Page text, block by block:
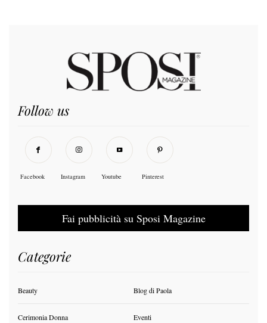
Follow us
Facebook Instagram Youtube Pinterest
Fai pubblicità su Sposi Magazine
Categorie
Beauty Blog di Paola
Cerimonia Donna Eventi